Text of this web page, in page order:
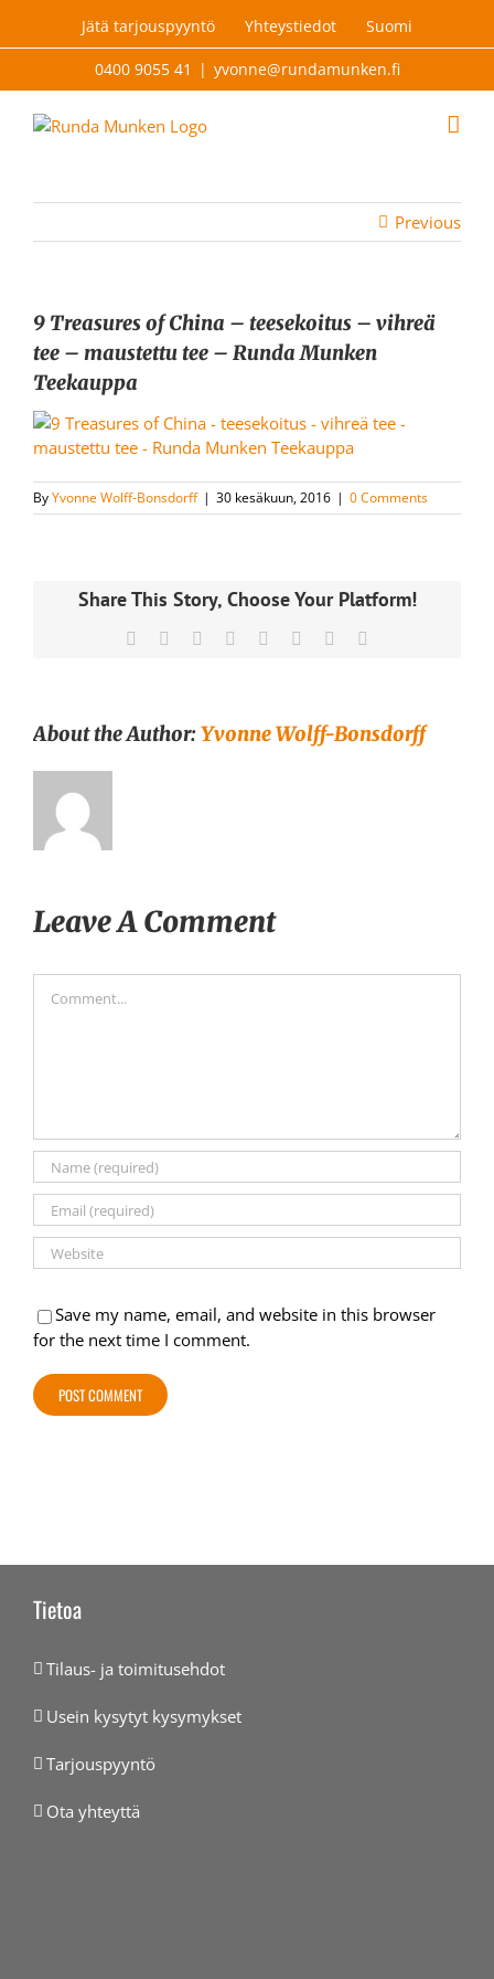
Jätä tarjouspyyntö Yhteystiedot Suomi
0400 9055 41 | yvonne@rundamunken.fi
Previous
9 Treasures of China – teesekoitus – vihreä
tee – maustettu tee – Runda Munken
Teekauppa
ByYvonne Wolff-Bonsdorff | 30 kesäkuun, 2016 | 0 Comments
Share This Story, Choose Your Platform!
Facebook Reddit LinkedIn
TumblrPinterest
About the Author:Yvonne Wolff-Bonsdorff
Leave A Comment
Save my name, email, and website in this browser
for the next time I comment.
Tietoa
Tilaus- ja toimitusehdot
Usein kysytyt kysymykset
Tarjouspyyntö
Ota yhteyttä